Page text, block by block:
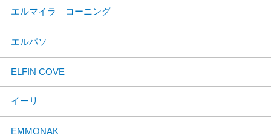
エルマイラ コーニング
エルパソ
ELFIN COVE
イーリ
EMMONAK